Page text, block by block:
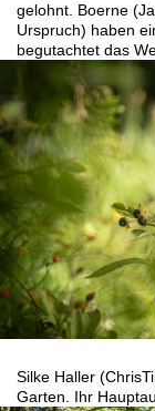
gelohnt. Boerne
Urspruch) haben
begutachtet das
Silke Haller
Garten. Ihr